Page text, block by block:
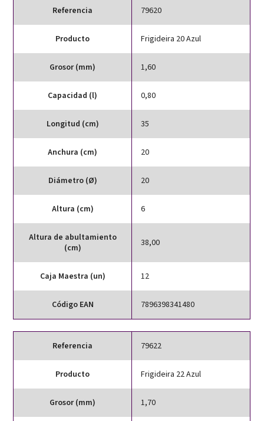
Referencia 79620
Producto Frigideira 20 Azul
Grosor (mm) 1,60
Capacidad (l) 0,80
Longitud (cm) 35
Anchura (cm) 20
Diámetro (Ø) 20
Altura (cm) 6
Altura de abultamiento
(cm)
38,00
Caja Maestra (un) 12
Código EAN 7896398341480
Referencia 79622
Producto Frigideira 22 Azul
Grosor (mm) 1,70